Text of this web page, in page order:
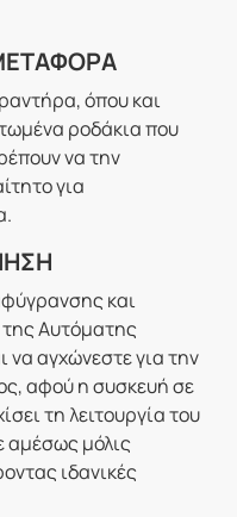
όπου και
ροδάκια που
να την
για
και
της Αυτόματης
να αγχώνεστε για την
αφού η συσκευή σε
τη λειτουργία του
αμέσως μόλις
ιδανικές